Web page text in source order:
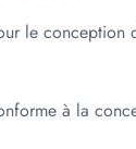
le conception
à la